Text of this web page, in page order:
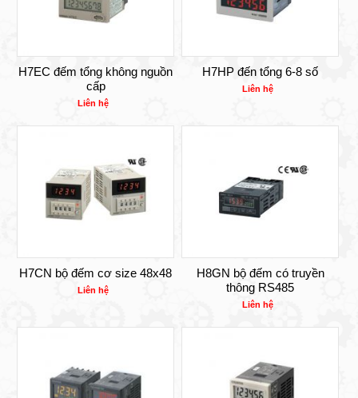
H7EC đếm tổng không nguồn
cấp
Liên hệ
H7HP đến tổng 6-8 số
Liên hệ
H7CN bộ đếm cơ size 48x48
Liên hệ
H8GN bộ đếm có truyền
thông RS485
Liên hệ